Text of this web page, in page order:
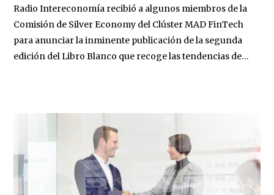
Radio Intereconomía recibió a algunos miembros de la
Comisión de Silver Economy del Clúster MAD FinTech
para anunciar la inminente publicación de la segunda
edición del Libro Blanco que recoge las tendencias de…